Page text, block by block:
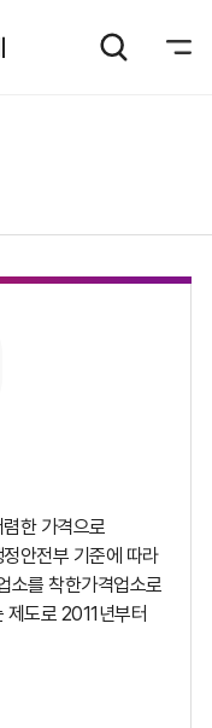
한 가격으로
안전부 기준에 따라
소를 착한가격업소로
제도로 2011년부터